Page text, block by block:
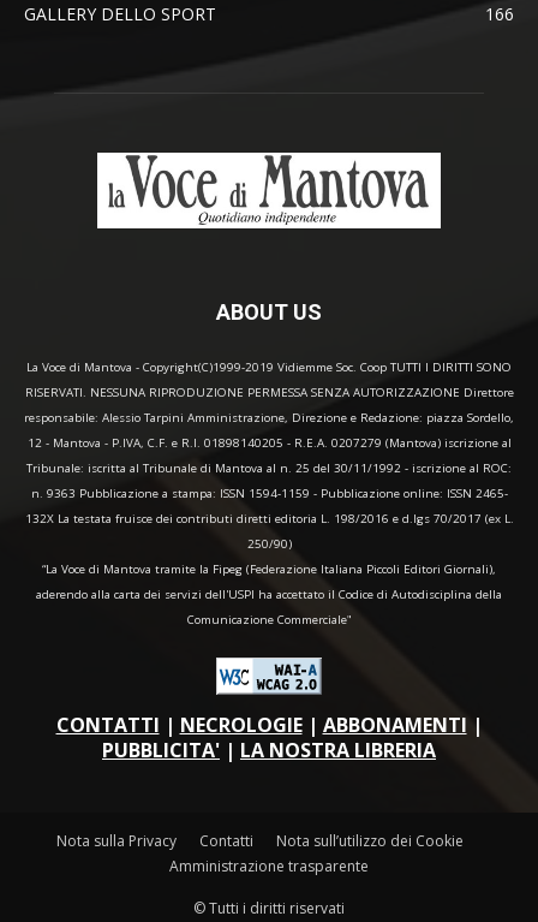
GALLERY DELLO SPORT
166
ABOUT US
La Voce di Mantova - Copyright(C)1999-2019 Vidiemme Soc. Coop TUTTI I DIRITTI SONO
RISERVATI. NESSUNA RIPRODUZIONE PERMESSA SENZA AUTORIZZAZIONE Direttore
responsabile: Alessio Tarpini Amministrazione, Direzione e Redazione: piazza Sordello,
12 - Mantova - P.IVA, C.F. e R.I. 01898140205 - R.E.A. 0207279 (Mantova) iscrizione al
Tribunale: iscritta al Tribunale di Mantova al n. 25 del 30/11/1992 - iscrizione al ROC:
n. 9363 Pubblicazione a stampa: ISSN 1594-1159 - Pubblicazione online: ISSN 2465-
132X La testata fruisce dei contributi diretti editoria L. 198/2016 e d.lgs 70/2017 (ex L.
250/90)
“La Voce di Mantova tramite la Fipeg (Federazione Italiana Piccoli Editori Giornali),
aderendo alla carta dei servizi dell'USPI ha accettato il Codice di Autodisciplina della
Comunicazione Commerciale"
CONTATTI | NECROLOGIE| ABBONAMENTI |
PUBBLICITA' | LA NOSTRA LIBRERIA
Nota sulla Privacy Contatti
Nota sull’utilizzo dei Cookie
Amministrazione trasparente
© Tutti i diritti riservati